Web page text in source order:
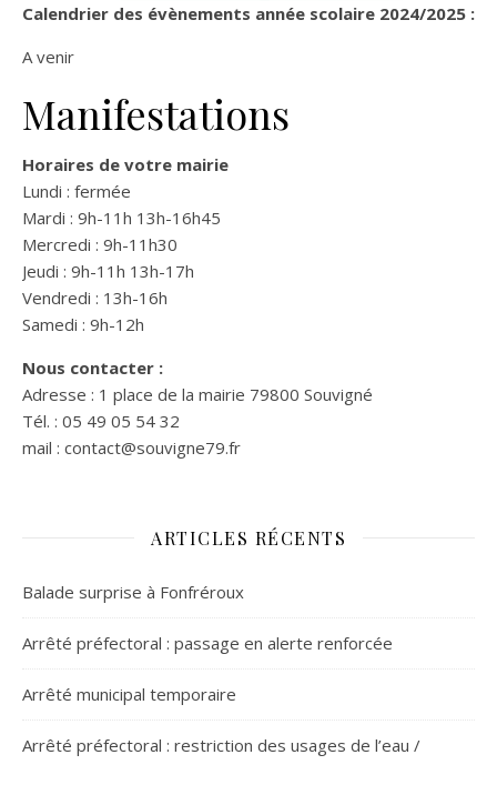
Calendrier des évènements année scolaire 2024/2025 :
A venir
Manifestations
Horaires de votre mairie
Lundi : fermée
Mardi : 9h-11h 13h-16h45
Mercredi : 9h-11h30
Jeudi : 9h-11h 13h-17h
Vendredi : 13h-16h
Samedi : 9h-12h
Nous contacter :
Adresse : 1 place de la mairie 79800 Souvigné
Tél. : 05 49 05 54 32
mail : contact@souvigne79.fr
ARTICLES RÉCENTS
Balade surprise à Fonfréroux
Arrêté préfectoral : passage en alerte renforcée
Arrêté municipal temporaire
Arrêté préfectoral : restriction des usages de l’eau /